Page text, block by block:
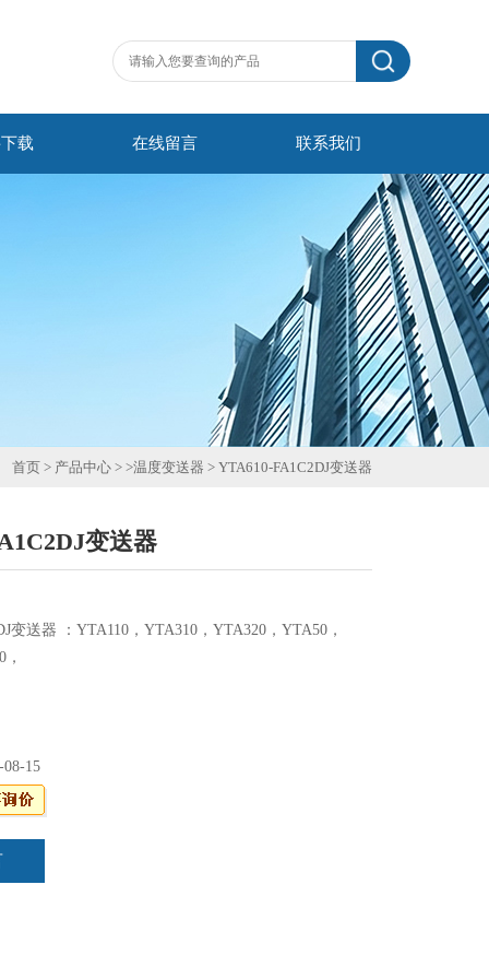
载 在线留言 联系我们
首页 > 产品中心 > >温度变送器 > YTA610-FA1C2DJ变送器
变送器
变送器 ：YTA110，YTA310，YTA320，YTA50，
08-15